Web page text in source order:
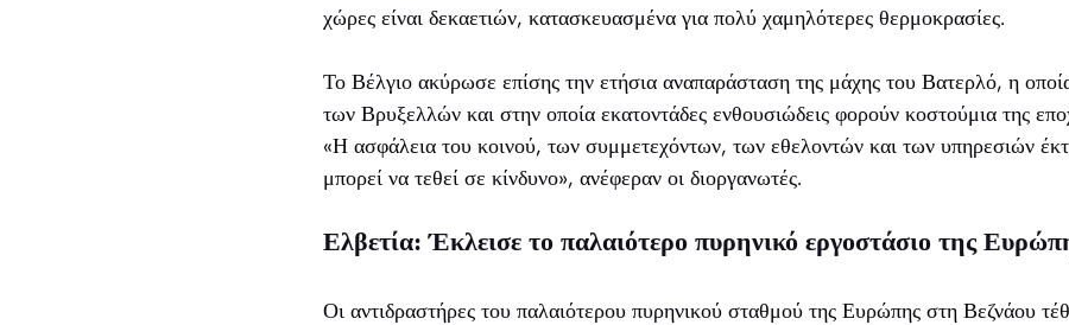
χώρες είναι δεκαετιών, κατασκευασμένα για πολύ χαμηλότερες θερμοκρασίες.
Το Βέλγιο ακύρωσε επίσης την ετήσια αναπαράσταση της μάχης του Βατερλό, η
των Βρυξελλών και στην οποία εκατοντάδες ενθουσιώδεις φορούν κοστούμια της
«Η ασφάλεια του κοινού, των συμμετεχόντων, των εθελοντών και των υπηρεσιών
μπορεί να τεθεί σε κίνδυνο», ανέφεραν οι διοργανωτές.
Ελβετία: Έκλεισε το παλαιότερο πυρηνικό εργοστάσιο της
Οι αντιδραστήρες του παλαιότερου πυρηνικού σταθμού της Ευρώπης στη Βεζνάου